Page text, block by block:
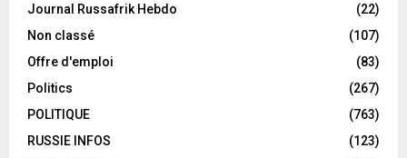
Journal Russafrik Hebdo
(22)
Non classé
(107)
Offre d'emploi
(83)
Politics
(267)
POLITIQUE
(763)
RUSSIE INFOS
(123)